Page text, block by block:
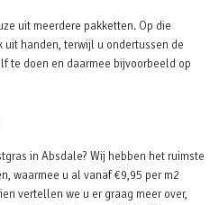
uit meerdere pakketten. Op die
uit handen, terwijl u ondertussen de
te doen en daarmee bijvoorbeeld op
in Absdale? Wij hebben het ruimste
waarmee u al vanaf €9,95 per m2
vertellen we u er graag meer over,